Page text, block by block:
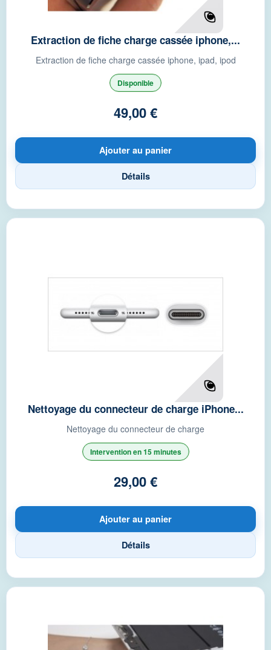
Extraction de fiche charge cassée iphone,...
Extraction de fiche charge cassée iphone, ipad, ipod
Disponible
49,00 €
Ajouter au panier
Détails
Nettoyage du connecteur de charge iPhone...
Nettoyage du connecteur de charge
Intervention en 15 minutes
29,00 €
Ajouter au panier
Détails